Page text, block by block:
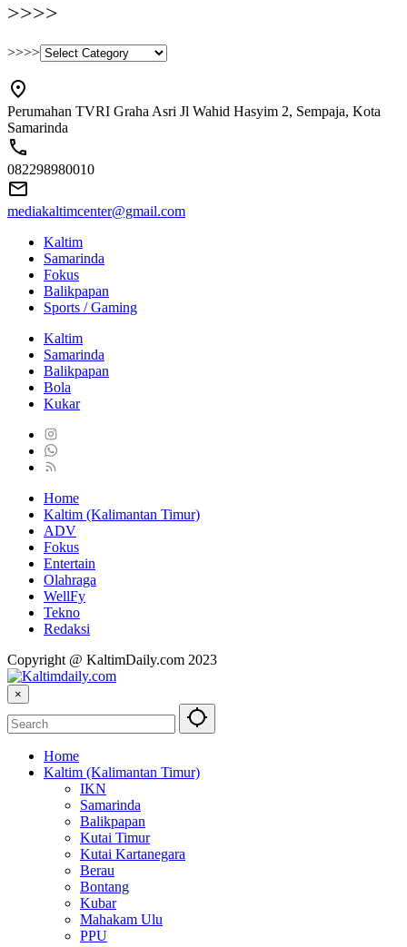
>>>>
>>>>
Perumahan TVRI Graha Asri Jl Wahid Hasyim 2, Sempaja, Kota
Samarinda
082298980010
mediakaltimcenter@gmail.com
Kaltim
Samarinda
Fokus
Balikpapan
Sports / Gaming
Kaltim
Samarinda
Balikpapan
Bola
Kukar
Home
Kaltim (Kalimantan Timur)
ADV
Fokus
Entertain
Olahraga
WellFy
Tekno
Redaksi
Copyright @ KaltimDaily.com 2023
×
Home
Kaltim (Kalimantan Timur)
IKN
Samarinda
Balikpapan
Kutai Timur
Kutai Kartanegara
Berau
Bontang
Kubar
Mahakam Ulu
PPU